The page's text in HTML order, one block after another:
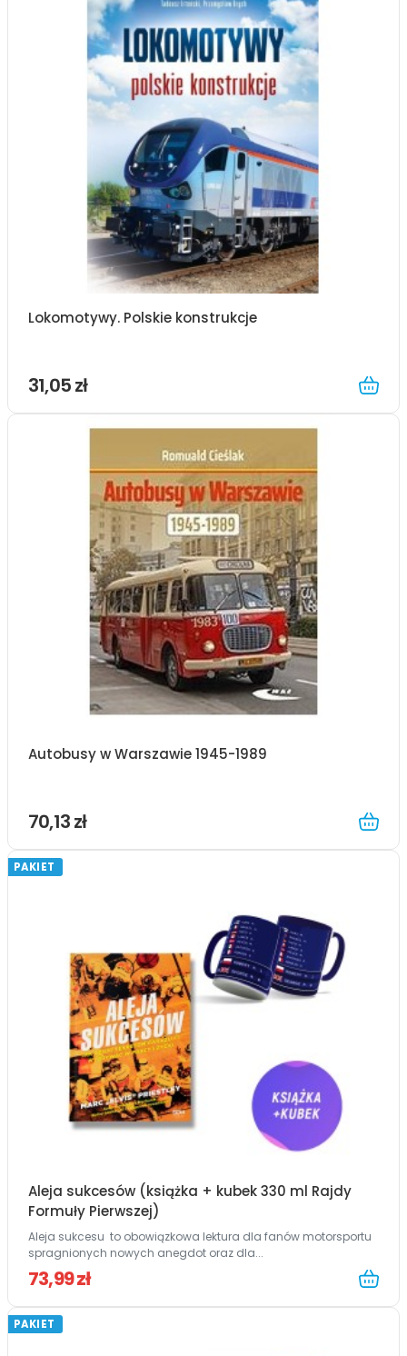
Lokomotywy. Polskie konstrukcje
31,05 zł
Autobusy w Warszawie 1945-1989
70,13 zł
PAKIET
Aleja sukcesów (książka + kubek 330 ml Rajdy
Formuły Pierwszej)
Aleja sukcesu to obowiązkowa lektura dla fanów motorsportu
spragnionych nowych anegdot oraz dla...
73,99 zł
PAKIET